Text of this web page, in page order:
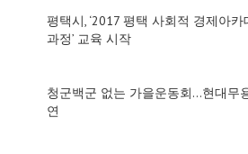
평택시, ‘2017 평택 사회적 경제아
과정’ 교육 시작
청군백군 없는 가을운동회…현대무
연